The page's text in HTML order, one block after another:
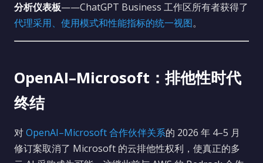
分析仪表板——ChatGPT Business 工作区所有者获得了
代理采用、使用模式和性能指标的统一视图。
OpenAI–Microsoft：排他性时代
终结
对OpenAI–Microsoft 合作伙伴关系的 2026 年 4–5 月
修订案取消了 Microsoft 的云排他性权利，使真正的多